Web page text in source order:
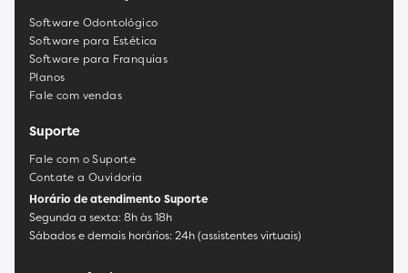
Software Odontológico
Software para Estética
Software para Franquias
Planos
Fale com vendas
Suporte
Fale com o Suporte
Contate a Ouvidoria
Horário de atendimento Suporte
Segunda a sexta: 8h às 18h
Sábados e demais horários: 24h (assistentes virtuais)